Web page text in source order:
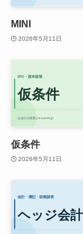
MINI
2026年5月11日
仮条件
2026年5月11日